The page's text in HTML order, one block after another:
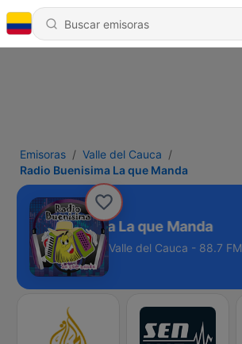
Emisoras
Valle del Cauca
Radio Buenisima La que Manda
Buenisima La que Manda
Valle del Cauca - 88.7 FM